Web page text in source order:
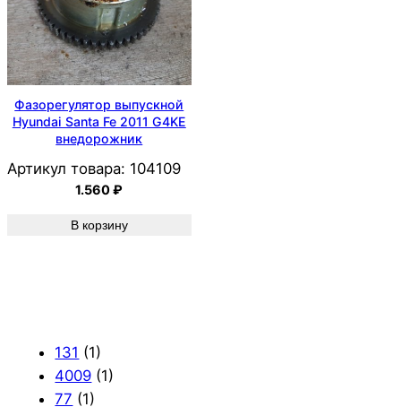
Фазорегулятор выпускной
Hyundai Santa Fe 2011 G4KE
внедорожник
Артикул товара: 104109
1.560₽
В корзину
131 (1)
4009 (1)
77 (1)